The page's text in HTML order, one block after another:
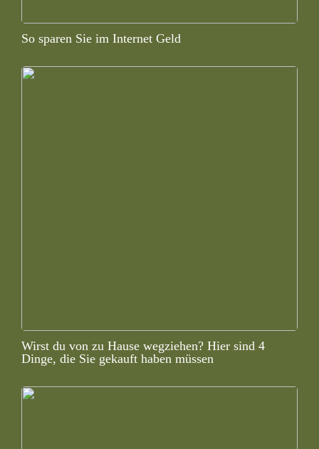
So sparen Sie im Internet Geld
Wirst du von zu Hause wegziehen? Hier sind 4
Dinge, die Sie gekauft haben müssen